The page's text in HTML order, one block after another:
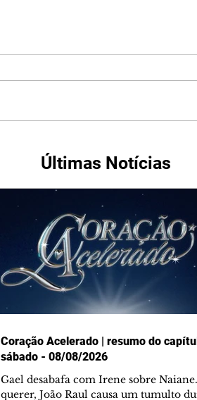
Últimas Notícias
Coração Acelerado | resumo do
sábado - 08/08/2026
Gael desabafa com Irene sobre Naiane.
querer, João Raul causa um tumulto